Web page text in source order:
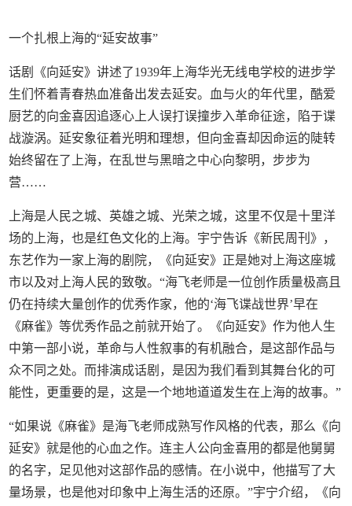
一个扎根上海的“延安故事”
话剧《向延安》讲述了1939年上海华光无线电学校的进步学
生们怀着青春热血准备出发去延安。血与火的年代里，酷爱
厨艺的向金喜因追逐心上人误打误撞步入革命征途，陷于谍
战漩涡。延安象征着光明和理想，但向金喜却因命运的陡转
始终留在了上海，在乱世与黑暗之中心向黎明，步步为
营……
上海是人民之城、英雄之城、光荣之城，这里不仅是十里洋
场的上海，也是红色文化的上海。宇宁告诉《新民周刊》，
东艺作为一家上海的剧院，《向延安》正是她对上海这座城
市以及对上海人民的致敬。“海飞老师是一位创作质量极高且
仍在持续大量创作的优秀作家，他的‘海飞谍战世界’早在
《麻雀》等优秀作品之前就开始了。《向延安》作为他人生
中第一部小说，革命与人性叙事的有机融合，是这部作品与
众不同之处。而排演成话剧，是因为我们看到其舞台化的可
能性，更重要的是，这是一个地地道道发生在上海的故事。”
“如果说《麻雀》是海飞老师成熟写作风格的代表，那么《向
延安》就是他的心血之作。连主人公向金喜用的都是他舅舅
的名字，足见他对这部作品的感情。在小说中，他描写了大
量场景，也是他对印象中上海生活的还原。”宇宁介绍，《向